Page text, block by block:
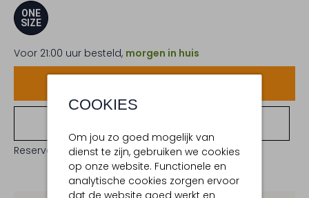
COOKIES
Om jou zo goed mogelijk van
dienst te zijn, gebruiken we cookies
op onze website. Functionele en
analytische cookies zorgen ervoor
dat de website goed werkt en
ONE
SIZE
Voor 21:00 uur besteld, morgen in huis
Reserveer direct in een van onze 19 boutiques